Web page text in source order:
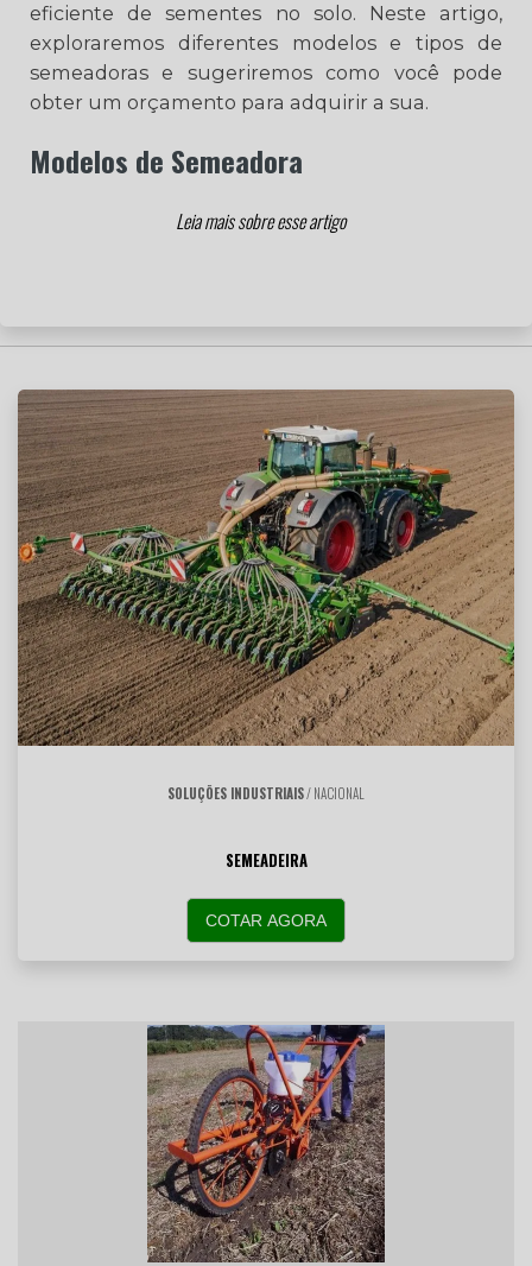
eficiente de sementes no solo. Neste artigo,
exploraremos diferentes modelos e tipos de
semeadoras e sugeriremos como você pode
obter um orçamento para adquirir a sua.
Modelos de Semeadora
SOLUÇÕES INDUSTRIAIS/ NACIONAL
SEMEADEIRA
COTAR AGORA